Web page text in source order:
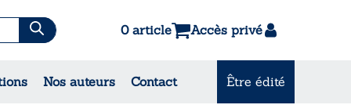
0 article Accès privé
Nos auteurs Contact Être édité